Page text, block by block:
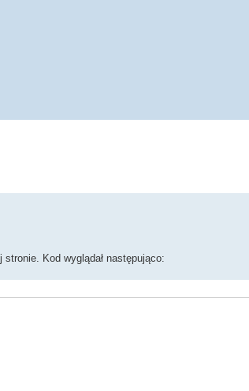
Kod wyglądał następująco: